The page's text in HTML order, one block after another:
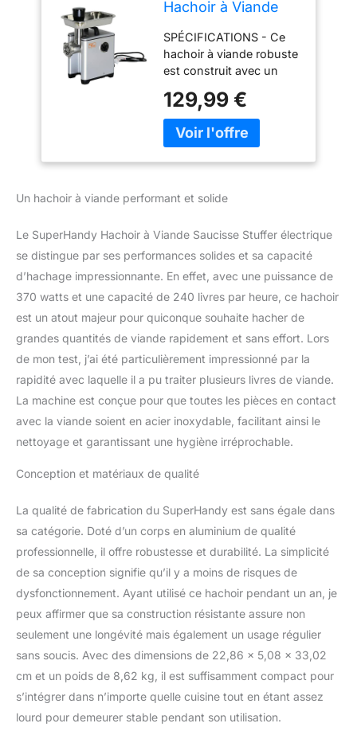
Hachoir à Viande
électrique # 8 1/2
HP 240 LBS
par/Heure 370
Watts Corps en
Aluminium Pro Duty
de qualité
Commerciale en
SPÉCIFICATIONS - Ce
hachoir à viande robuste
est construit avec un
120V / 60HZ de 1/2 HP,
370 watts, broyant
jusqu'à 240 lb par heure
saucisse et mode
répondre à l'application
de votre choix ROBUSTE
ET EFFICACE - Notre
des engrenages
métalliques durables, un
boîtier en aluminium en
acier inoxydable:
couteau de coupe,
plateau d'alimentation
amovible et col pour une
durée de vie prolongée.
La conception du
engrenages en acier et le
sans entretien font de la
fonctionnement
silencieux plus puissant
et plus doux SÉCURITÉ
ET UTILISATION
APPROPRIÉE - Un
disjoncteur est intégré
dans le broyeur pour
votre sécurité et
protection du moteur.
Lorsque vous utilisez le
assurez-vous toujours
129,99 €
Un hachoir à viande performant et solide
Le SuperHandy Hachoir à Viande Saucisse Stuffer électrique
se distingue par ses performances solides et sa capacité
d’hachage impressionnante. En effet, avec une puissance de
370 watts et une capacité de 240 livres par heure, ce hachoir
est un atout majeur pour quiconque souhaite hacher de
grandes quantités de viande rapidement et sans effort. Lors
de mon test, j’ai été particulièrement impressionné par la
rapidité avec laquelle il a pu traiter plusieurs livres de viande.
La machine est conçue pour que toutes les pièces en contact
avec la viande soient en acier inoxydable, facilitant ainsi le
nettoyage et garantissant une hygiène irréprochable.
Conception et matériaux de qualité
La qualité de fabrication du SuperHandy est sans égale dans
sa catégorie. Doté d’un corps en aluminium de qualité
professionnelle, il offre robustesse et durabilité. La simplicité
de sa conception signifie qu’il y a moins de risques de
dysfonctionnement. Ayant utilisé ce hachoir pendant un an, je
peux affirmer que sa construction résistante assure non
seulement une longévité mais également un usage régulier
sans soucis. Avec des dimensions de 22,86 x 5,08 x 33,02
cm et un poids de 8,62 kg, il est suffisamment compact pour
s’intégrer dans n’importe quelle cuisine tout en étant assez
lourd pour demeurer stable pendant son utilisation.